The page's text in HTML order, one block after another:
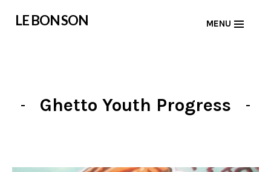
LE BON SON MENU
Ghetto Youth Progress